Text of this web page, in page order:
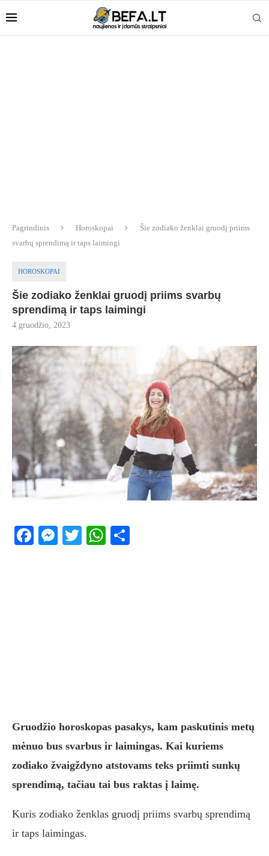
Pagrindinis Horoskopai
Šie zodiako ženklai gruodį priims
svarbų sprendimą ir taps laimingi
HOROSKOPAI
Šie zodiako ženklai gruodį priims svarbų
sprendimą ir taps laimingi
4 gruodžio, 2023
Facebook
Messenger
TwitterWhatsApp
Gruodžio horoskopas pasakys, kam paskutinis metų
mėnuo bus svarbus ir laimingas. Kai kuriems
zodiako žvaigždyno atstovams teks priimti sunkų
sprendimą, tačiau tai bus raktas į laimę.
Kuris zodiako ženklas gruodį priims svarbų sprendimą
ir taps laimingas.